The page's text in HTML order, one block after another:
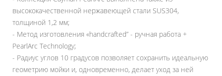
высококачественной нержавеющей стали SUS304,
толщиной 1,2 мм;
- Метод изготовления «handcrafted” - ручная работа +
PearlArc Technology;
- Радиус углов 10 градусов позволяет сохранить идеальную
геометрию мойки и, одновременно, делает уход за ней